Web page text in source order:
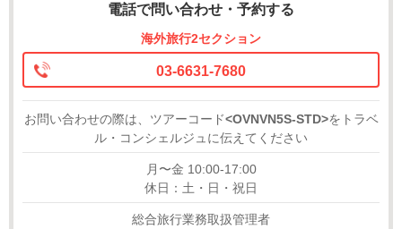
電話で問い合わせ・予約する
海外旅行2セクション
03-6631-7680
お問い合わせの際は、ツアーコード<OVNVN5S-STD>をトラベ
ル・コンシェルジュに伝えてください
月〜金 10:00-17:00
休日：土・日・祝日
総合旅行業務取扱管理者